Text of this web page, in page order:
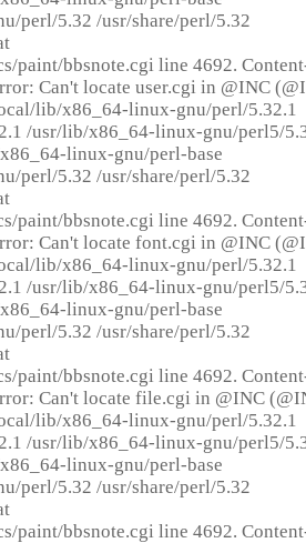
perl/5.32 /usr/share/perl/5.32
paint/bbsnote.cgi line 4692.
Can't locate user.cgi in @INC
lib/x86_64-linux-gnu/perl/5.32.1
/usr/lib/x86_64-linux-gnu/perl5/
linux-gnu/perl-base
perl/5.32 /usr/share/perl/5.32
paint/bbsnote.cgi line 4692.
Can't locate font.cgi in @INC
lib/x86_64-linux-gnu/perl/5.32.1
/usr/lib/x86_64-linux-gnu/perl5/
linux-gnu/perl-base
perl/5.32 /usr/share/perl/5.32
paint/bbsnote.cgi line 4692.
Can't locate file.cgi in @INC
lib/x86_64-linux-gnu/perl/5.32.1
/usr/lib/x86_64-linux-gnu/perl5/
linux-gnu/perl-base
perl/5.32 /usr/share/perl/5.32
paint/bbsnote.cgi line 4692.